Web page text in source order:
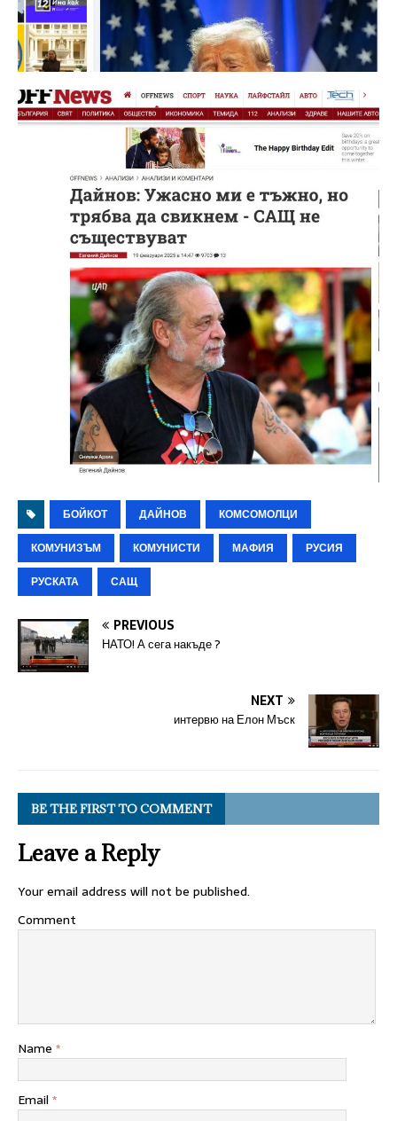
БОЙКОТ ДАЙНОВ
КОМСОМОЛЦИ
КОМУНИЗЪМ
КОМУНИСТИ МАФИЯ
РУСИЯ
РУСКАТА
САЩ
PREVIOUS
НАТО! А сега накъде ?
NEXT
интервю на Елон Мъск
BE THE FIRST TO COMMENT
Leave a Reply
Your email address will not be published.
Comment
Name *
Email *